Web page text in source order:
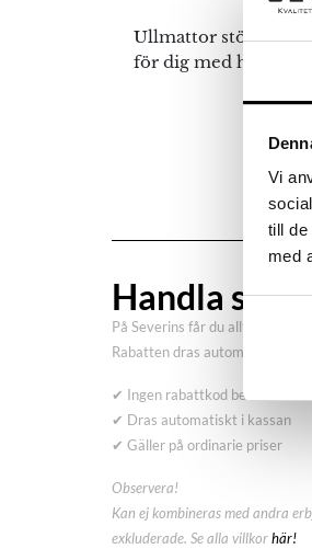
Vi
till
med
Ullmattor stöter bort
för dig med hund
Handla
På Severins får du alltid 10%
Rabatten dras automatiskt i
✔ Ingen rabattkod behövs
✔ Dras automatiskt i kassan
✔ Gäller på ordinarie priser
Observera!
Kan ej kombineras med andra
exkluderade. Se alla villkorhär!